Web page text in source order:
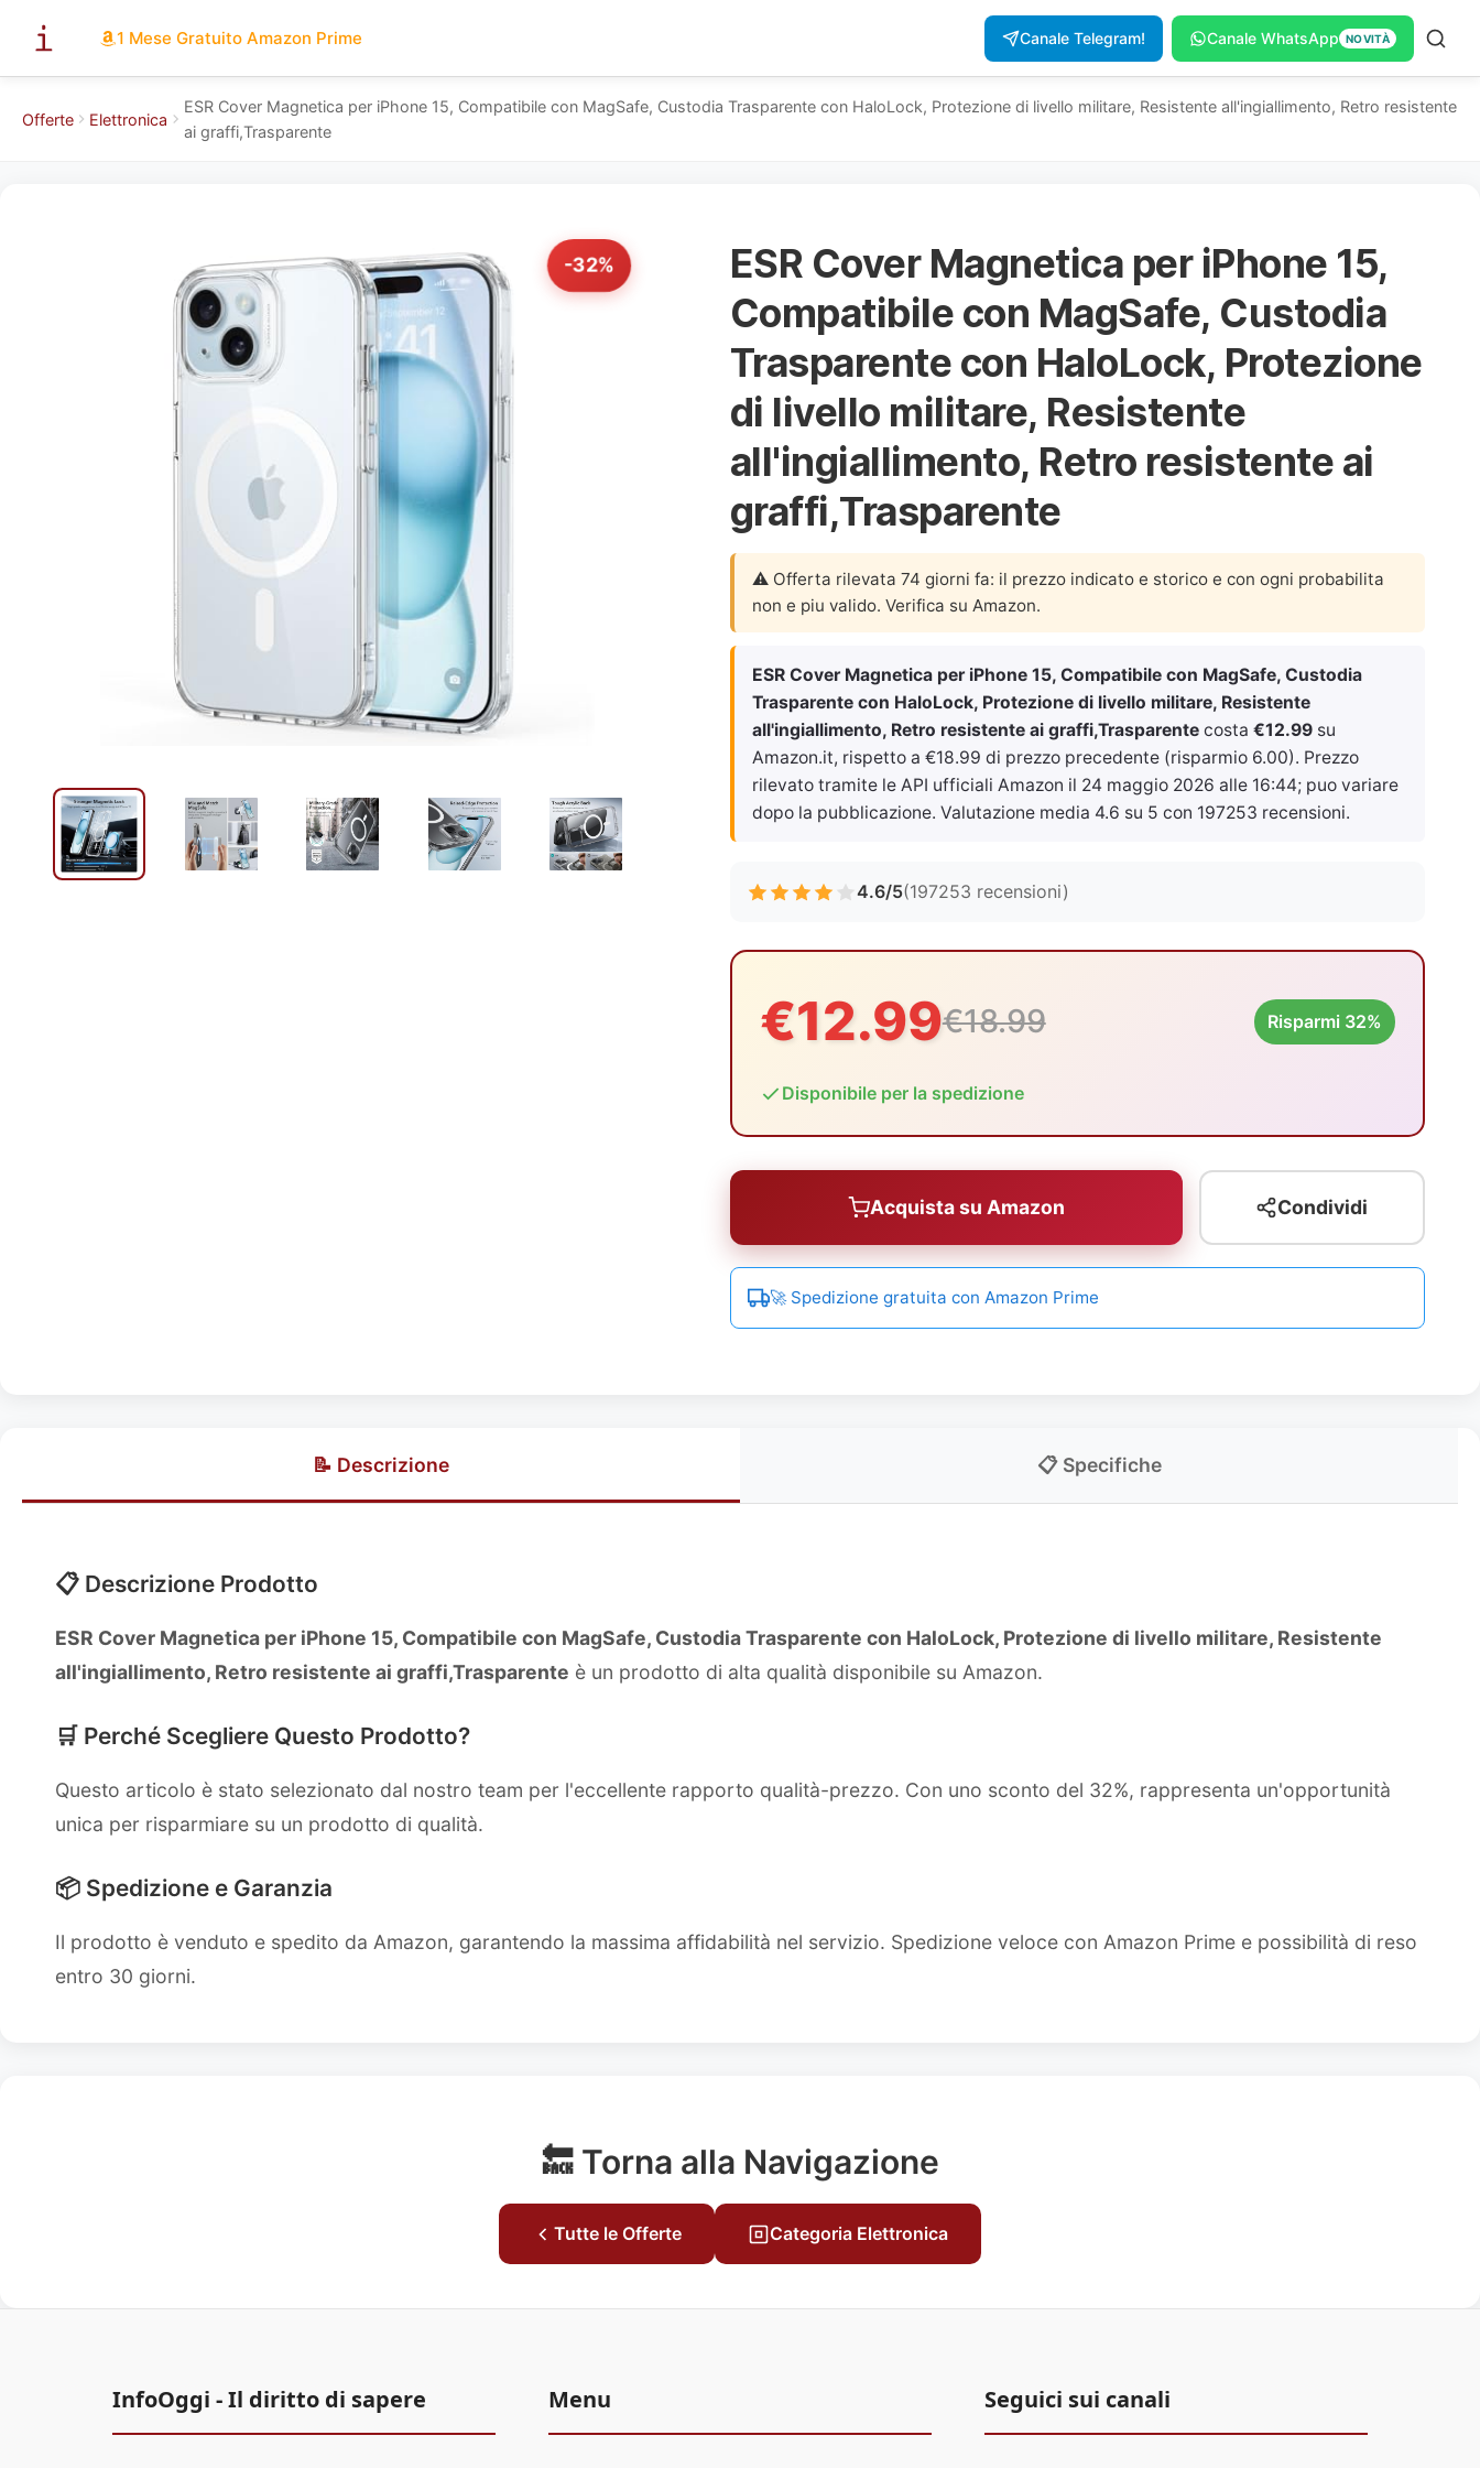
1 Mese Gratuito Amazon Prime Canale Telegram! Canale WhatsApp NOVITÀ
Offerte Elettronica
ESR Cover Magnetica per iPhone 15, Compatibile con MagSafe, Custodia Trasparente con HaloLock, Protezione di livello militare, Resistente all'ingiallimento, Retro resistente
ai graffi,Trasparente
-32%
ESR Cover Magnetica per iPhone 15,
Compatibile con MagSafe, Custodia
Trasparente con HaloLock, Protezione
di livello militare, Resistente
all'ingiallimento, Retro resistente ai
graffi,Trasparente
⚠️ Offerta rilevata 74 giorni fa: il prezzo indicato e storico e con ogni probabilita
non e piu valido. Verifica su Amazon.
ESR Cover Magnetica per iPhone 15, Compatibile con MagSafe, Custodia
Trasparente con HaloLock, Protezione di livello militare, Resistente
all'ingiallimento, Retro resistente ai graffi,Trasparentecosta €12.99su
Amazon.it, rispetto a €18.99 di prezzo precedente (risparmio 6.00). Prezzo
rilevato tramite le API ufficiali Amazon il 24 maggio 2026 alle 16:44; puo variare
dopo la pubblicazione. Valutazione media 4.6 su 5 con 197253 recensioni.
4.6/5(197253 recensioni)
€12.99€18.99 Risparmi 32%
Disponibile per la spedizione
Acquista su Amazon Condividi
🚀 Spedizione gratuita con Amazon Prime
📝 Descrizione 📋 Specifiche
📋 Descrizione Prodotto
ESR Cover Magnetica per iPhone 15, Compatibile con MagSafe, Custodia Trasparente con HaloLock, Protezione di livello militare, Resistente
all'ingiallimento, Retro resistente ai graffi,Trasparente è un prodotto di alta qualità disponibile su Amazon.
🛒 Perché Scegliere Questo Prodotto?
Questo articolo è stato selezionato dal nostro team per l'eccellente rapporto qualità-prezzo. Con uno sconto del 32%, rappresenta un'opportunità
unica per risparmiare su un prodotto di qualità.
📦 Spedizione e Garanzia
Il prodotto è venduto e spedito da Amazon, garantendo la massima affidabilità nel servizio. Spedizione veloce con Amazon Prime e possibilità di reso
entro 30 giorni.
🔙 Torna alla Navigazione
Tutte le Offerte Categoria Elettronica
InfoOggi - Il diritto di sapere Menu Seguici sui canali